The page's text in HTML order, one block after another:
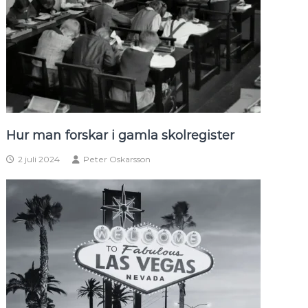
Hur man forskar i gamla skolregister
2 juli 2024 Peter Oskarsson